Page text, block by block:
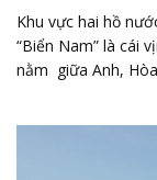
Khu vực hai hồ
“Biển Nam” là cái
nằm giữa Anh,